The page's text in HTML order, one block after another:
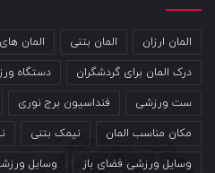
المان ارزان المان بتنی المان
درک المان برای گردشگران دستگاه
ست ورزشی فنداسیون برج نوری
مکان مناسب المان نیمک بتنی
وسایل ورزشی فضای باز وسایل